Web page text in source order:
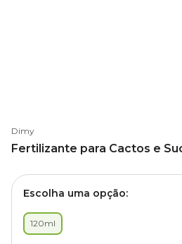
Dimy
Fertilizante para Cactos e
Escolha uma opção:
120ml